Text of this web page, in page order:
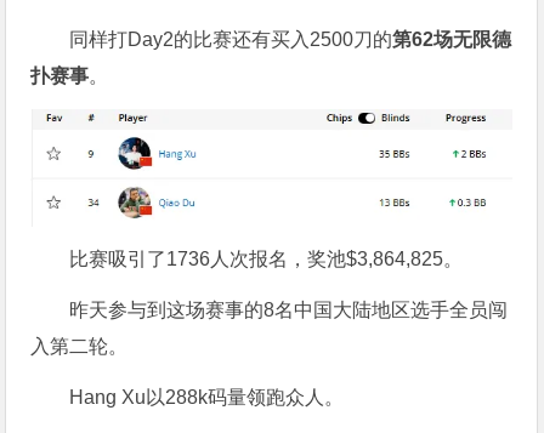
同样打Day2的比赛还有买入2500刀的第62场无限德
扑赛事。
比赛吸引了1736人次报名，奖池$3,864,825。
昨天参与到这场赛事的8名中国大陆地区选手全员闯
入第二轮。
Hang Xu以288k码量领跑众人。